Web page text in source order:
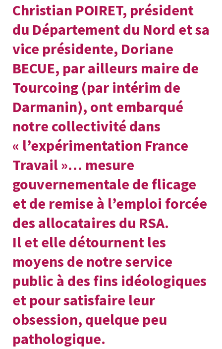
Christian POIRET, président
du Département du Nord et sa
vice présidente, Doriane
BECUE, par ailleurs maire de
Tourcoing (par intérim de
Darmanin), ont embarqué
notre collectivité dans
« l’expérimentation France
Travail »… mesure
gouvernementale de flicage
et de remise à l’emploi forcée
des allocataires du RSA.
Il et elle détournent les
moyens de notre service
public à des fins idéologiques
et pour satisfaire leur
obsession, quelque peu
pathologique.